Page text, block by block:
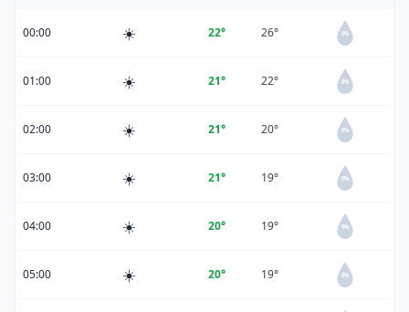
00:00 ☀️ 22° 26° 0%
01:00 ☀️ 21° 22° 0%
02:00 ☀️ 21° 20° 0%
03:00 ☀️ 21° 19° 0%
04:00 ☀️ 20° 19° 0%
05:00 ☀️ 20° 19° 0%